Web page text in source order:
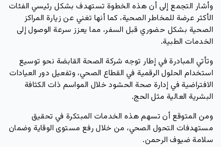
وأشار التجمع إلى أن هذه الخطوة تستهدف بشكل رئيسي الفئات
الأكثر عرضة للمخاطر الصحية، كما أنها تغني عن زيارة المراكز
الصحية بشكل حضوري قبل السفر، مما يعزز سرعة الوصول إلى
الخدمات الطبية.
وتأتي المبادرة في إطار توجه شركة الصحة القابضة نحو توسيع
استخدام الحلول الرقمية في القطاع الصحي، وتفعيل دور العيادات
الافتراضية في إدارة صحة الحشود خلال المواسم ذات الكثافة
البشرية العالية مثل الحج.
ومن المتوقع أن تسهم هذه الخدمات المبتكرة في تحقيق
مستهدفات التحول الصحي، من خلال رفع مستوى الوقاية وضمان
سلامة ضيوف الرحمن.